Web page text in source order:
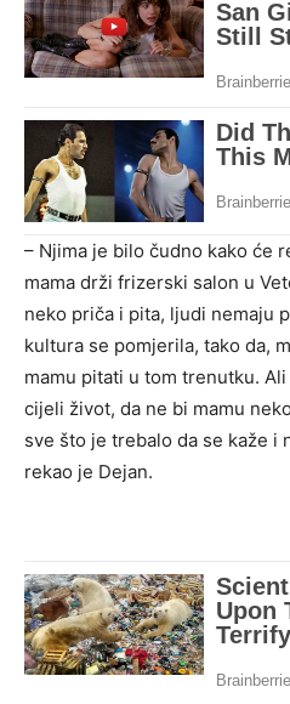
– Njima je bilo čudno kako će
mama drži frizerski salon u
neko priča i pita, ljudi nemaju
kultura se pomjerila, tako da,
mamu pitati u tom trenutku.
cijeli život, da ne bi mamu
sve što je trebalo da se kaže i
rekao je Dejan.